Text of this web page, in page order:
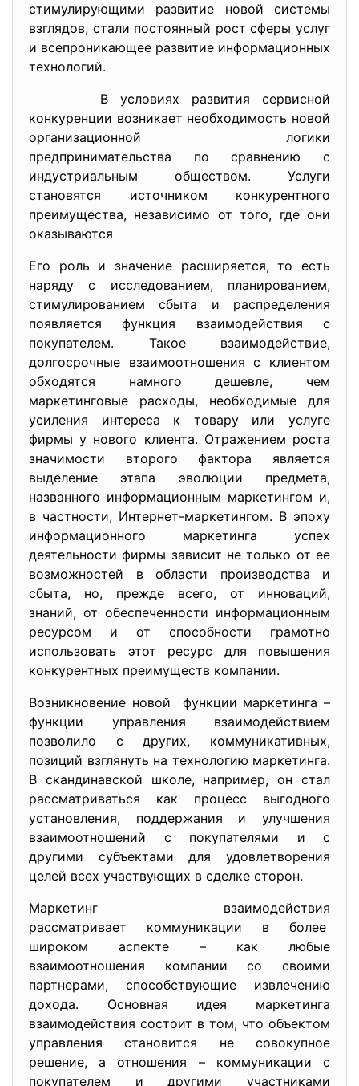
стимулирующими развитие новой системы
взглядов, стали постоянный рост сферы услуг
и всепроникающее развитие информационных
технологий.
В условиях развития сервисной
конкуренции возникает необходимость новой
организационной логики
предпринимательства по сравнению с
индустриальным обществом. Услуги
становятся источником конкурентного
преимущества, независимо от того, где они
оказываются
Его роль и значение расширяется, то есть
наряду с исследованием, планированием,
стимулированием сбыта и распределения
появляется функция взаимодействия с
покупателем. Такое взаимодействие,
долгосрочные взаимоотношения с клиентом
обходятся намного дешевле, чем
маркетинговые расходы, необходимые для
усиления интереса к товару или услуге
фирмы у нового клиента. Отражением роста
значимости второго фактора является
выделение этапа эволюции предмета,
названного информационным маркетингом и,
в частности, Интернет-маркетингом. В эпоху
информационного маркетинга успех
деятельности фирмы зависит не только от ее
возможностей в области производства и
сбыта, но, прежде всего, от инноваций,
знаний, от обеспеченности информационным
ресурсом и от способности грамотно
использовать этот ресурс для повышения
конкурентных преимуществ компании.
Возникновение новой функции маркетинга –
функции управления взаимодействием
позволило с других, коммуникативных,
позиций взглянуть на технологию маркетинга.
В скандинавской школе, например, он стал
рассматриваться как процесс выгодного
установления, поддержания и улучшения
взаимоотношений с покупателями и с
другими субъектами для удовлетворения
целей всех участвующих в сделке сторон.
Маркетинг взаимодействия
рассматривает коммуникации в более
широком аспекте – как любые
взаимоотношения компании со своими
партнерами, способствующие извлечению
дохода. Основная идея маркетинга
взаимодействия состоит в том, что объектом
управления становится не совокупное
решение, а отношения – коммуникации с
покупателем и другими участниками